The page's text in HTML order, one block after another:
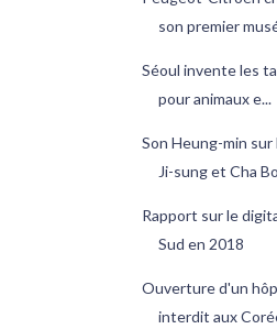
son premier
Séoul invente les
pour animaux e...
Son Heung-min sur
Ji-sung et Cha
Rapport sur le
Sud en 2018
Ouverture d'un
interdit aux